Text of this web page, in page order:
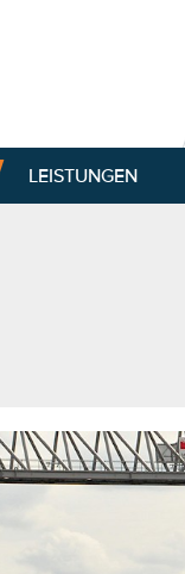
LEISTUNGEN